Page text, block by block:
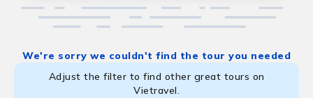
We're sorry we couldn't find the tour you needed
Adjust the filter to find other great tours on
Vietravel.